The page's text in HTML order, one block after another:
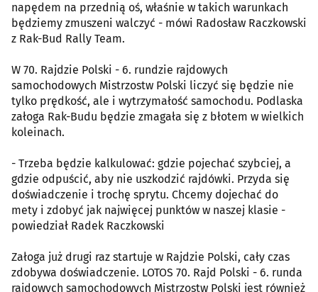
napędem na przednią oś, właśnie w takich warunkach
będziemy zmuszeni walczyć - mówi Radosław Raczkowski
z Rak-Bud Rally Team.
W 70. Rajdzie Polski - 6. rundzie rajdowych
samochodowych Mistrzostw Polski liczyć się będzie nie
tylko prędkość, ale i wytrzymałość samochodu. Podlaska
załoga Rak-Budu będzie zmagała się z błotem w wielkich
koleinach.
- Trzeba będzie kalkulować: gdzie pojechać szybciej, a
gdzie odpuścić, aby nie uszkodzić rajdówki. Przyda się
doświadczenie i trochę sprytu. Chcemy dojechać do
mety i zdobyć jak najwięcej punktów w naszej klasie -
powiedział Radek Raczkowski
Załoga już drugi raz startuje w Rajdzie Polski, cały czas
zdobywa doświadczenie. LOTOS 70. Rajd Polski - 6. runda
rajdowych samochodowych Mistrzostw Polski jest również